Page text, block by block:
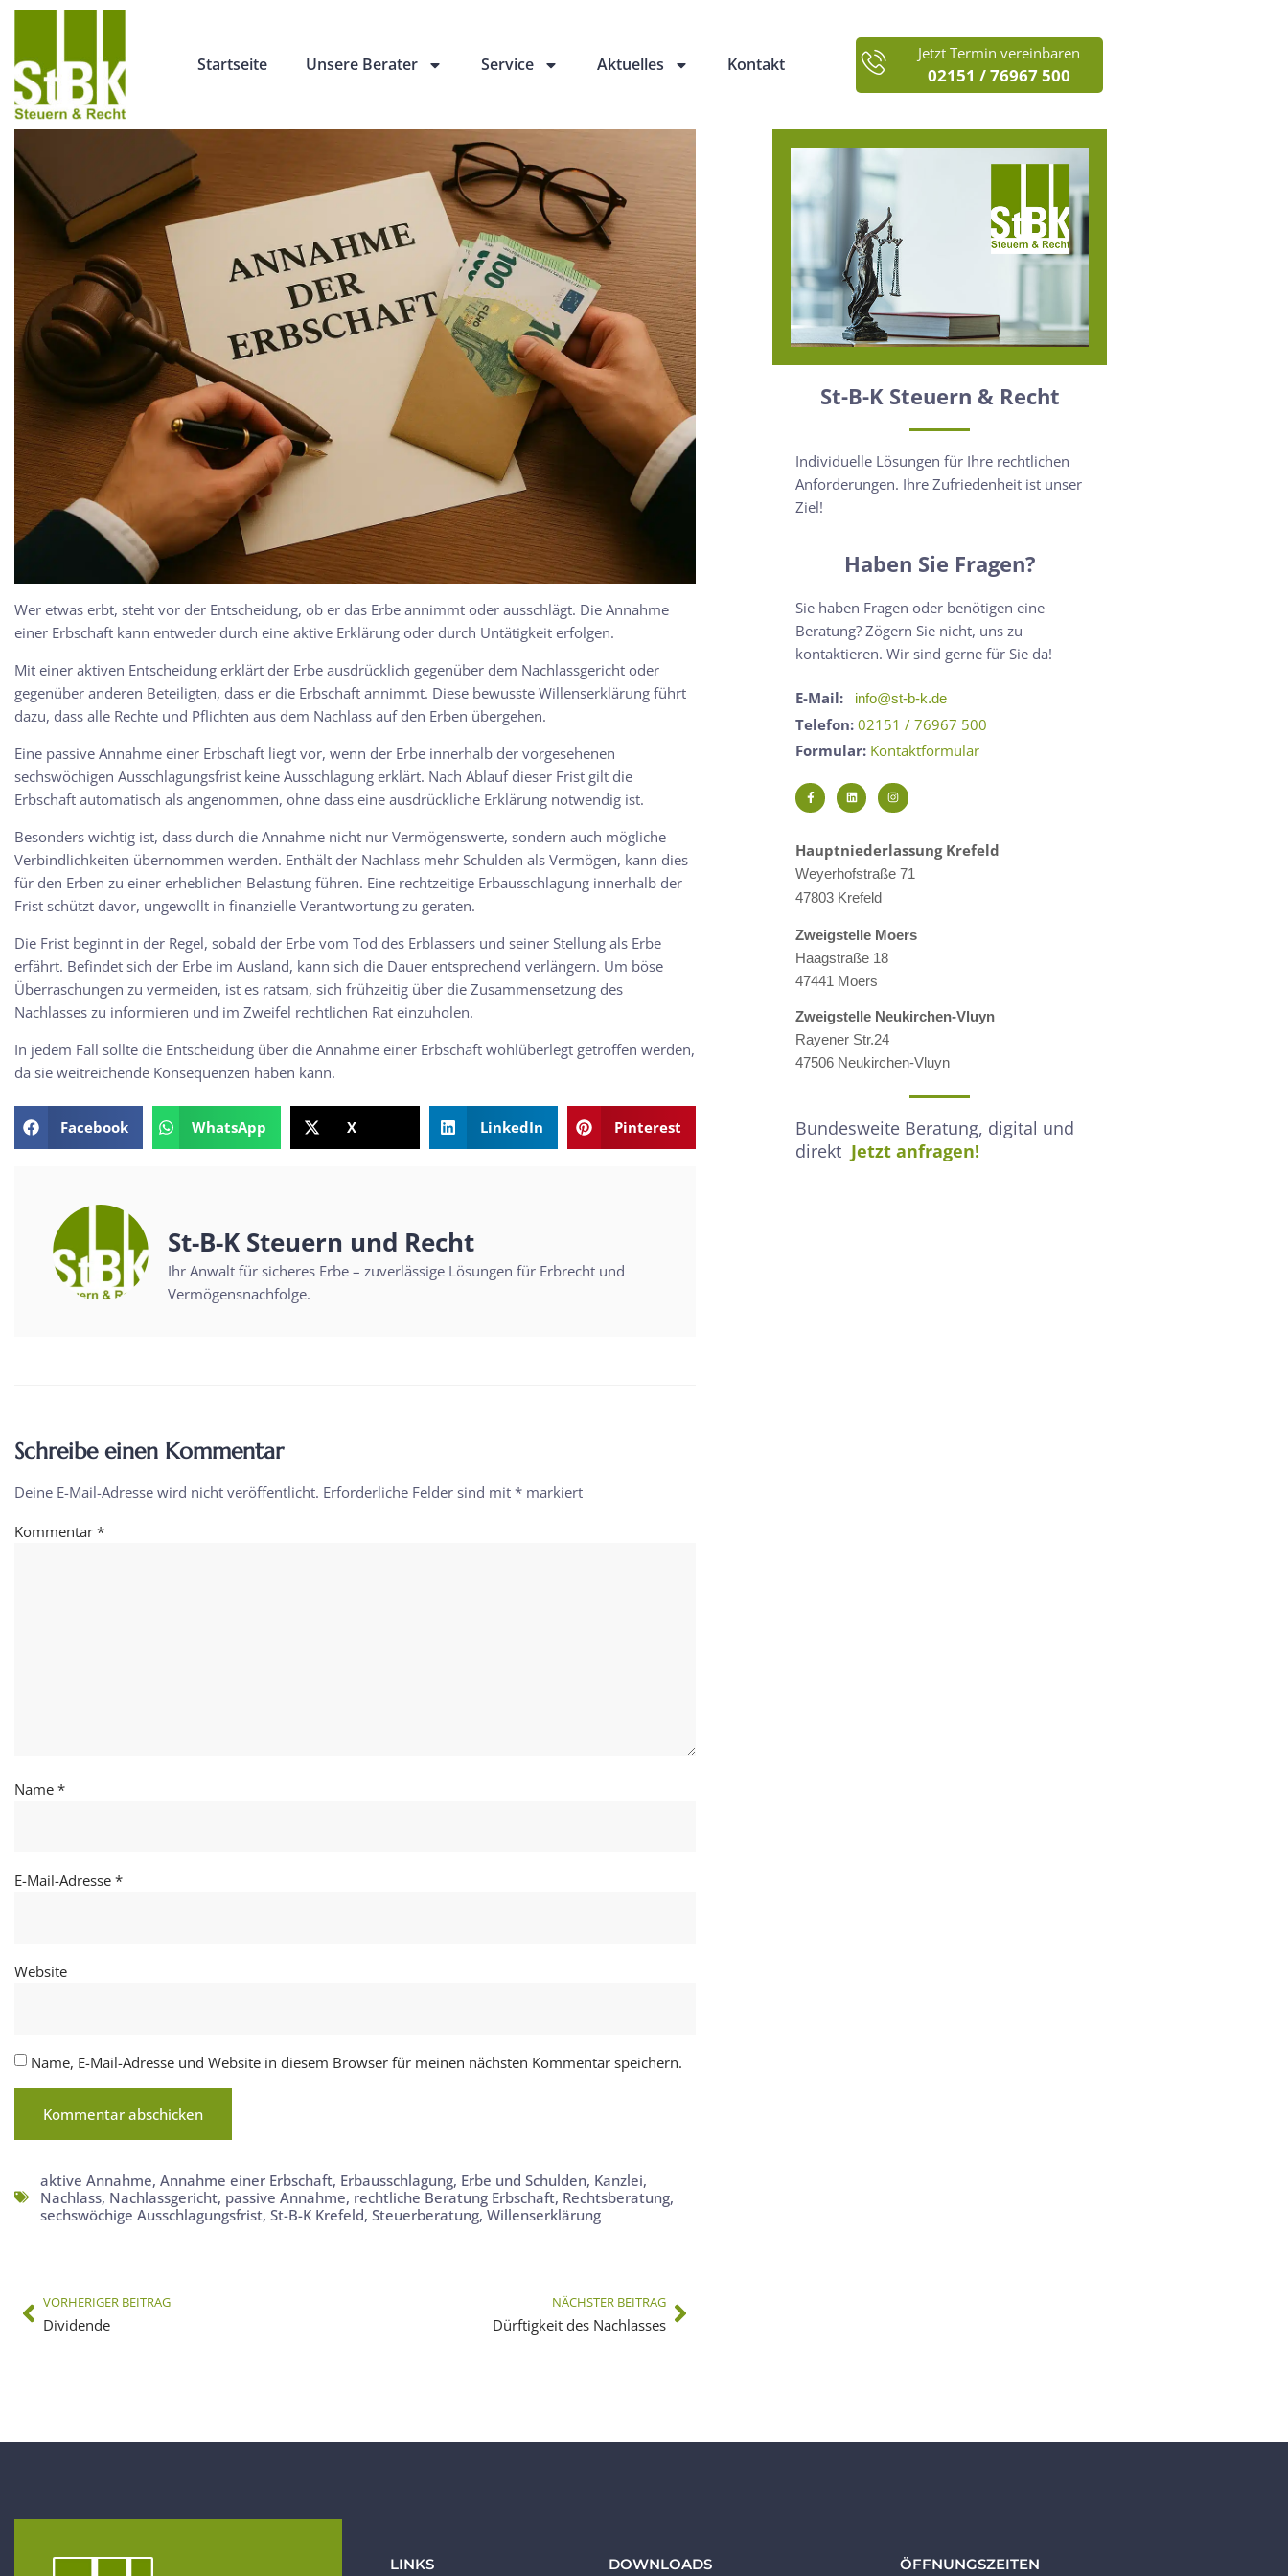
Startseite Unsere Berater Service Aktuelles Kontakt
Jetzt Termin vereinbaren
02151 / 76967 500
Wer etwas erbt, steht vor der Entscheidung, ob er das Erbe annimmt oder ausschlägt. Die Annahme
einer Erbschaft kann entweder durch eine aktive Erklärung oder durch Untätigkeit erfolgen.
Mit einer aktiven Entscheidung erklärt der Erbe ausdrücklich gegenüber dem Nachlassgericht oder
gegenüber anderen Beteiligten, dass er die Erbschaft annimmt. Diese bewusste Willenserklärung führt
dazu, dass alle Rechte und Pflichten aus dem Nachlass auf den Erben übergehen.
Eine passive Annahme einer Erbschaft liegt vor, wenn der Erbe innerhalb der vorgesehenen
sechswöchigen Ausschlagungsfrist keine Ausschlagung erklärt. Nach Ablauf dieser Frist gilt die
Erbschaft automatisch als angenommen, ohne dass eine ausdrückliche Erklärung notwendig ist.
Besonders wichtig ist, dass durch die Annahme nicht nur Vermögenswerte, sondern auch mögliche
Verbindlichkeiten übernommen werden. Enthält der Nachlass mehr Schulden als Vermögen, kann dies
für den Erben zu einer erheblichen Belastung führen. Eine rechtzeitige Erbausschlagung innerhalb der
Frist schützt davor, ungewollt in finanzielle Verantwortung zu geraten.
Die Frist beginnt in der Regel, sobald der Erbe vom Tod des Erblassers und seiner Stellung als Erbe
erfährt. Befindet sich der Erbe im Ausland, kann sich die Dauer entsprechend verlängern. Um böse
Überraschungen zu vermeiden, ist es ratsam, sich frühzeitig über die Zusammensetzung des
Nachlasses zu informieren und im Zweifel rechtlichen Rat einzuholen.
In jedem Fall sollte die Entscheidung über die Annahme einer Erbschaft wohlüberlegt getroffen werden,
da sie weitreichende Konsequenzen haben kann.
Facebook WhatsApp X LinkedIn Pinterest
St-B-K Steuern und Recht
Ihr Anwalt für sicheres Erbe – zuverlässige Lösungen für Erbrecht und
Vermögensnachfolge.
Schreibe einen Kommentar
Deine E-Mail-Adresse wird nicht veröffentlicht. Erforderliche Felder sind mit * markiert
Kommentar *
Name *
E-Mail-Adresse *
Website
Name, E-Mail-Adresse und Website in diesem Browser für meinen nächsten Kommentar speichern.
aktive Annahme, Annahme einer Erbschaft, Erbausschlagung, Erbe und Schulden, Kanzlei,
Nachlass, Nachlassgericht, passive Annahme, rechtliche Beratung Erbschaft, Rechtsberatung,
sechswöchige Ausschlagungsfrist, St-B-K Krefeld, Steuerberatung, Willenserklärung
VORHERIGER BEITRAG
Dividende
NÄCHSTER BEITRAG
Dürftigkeit des Nachlasses
St-B-K Steuern & Recht
Individuelle Lösungen für Ihre rechtlichen
Anforderungen. Ihre Zufriedenheit ist unser
Ziel!
Haben Sie Fragen?
Sie haben Fragen oder benötigen eine
Beratung? Zögern Sie nicht, uns zu
kontaktieren. Wir sind gerne für Sie da!
E-Mail: info@st-b-k.de
Telefon: 02151 / 76967 500
Formular: Kontaktformular
Hauptniederlassung Krefeld
Weyerhofstraße 71
47803 Krefeld
Zweigstelle Moers
Haagstraße 18
47441 Moers
Zweigstelle Neukirchen-Vluyn
Rayener Str.24
47506 Neukirchen-Vluyn
Bundesweite Beratung, digital und
direkt Jetzt anfragen!
LINKS DOWNLOADS ÖFFNUNGSZEITEN